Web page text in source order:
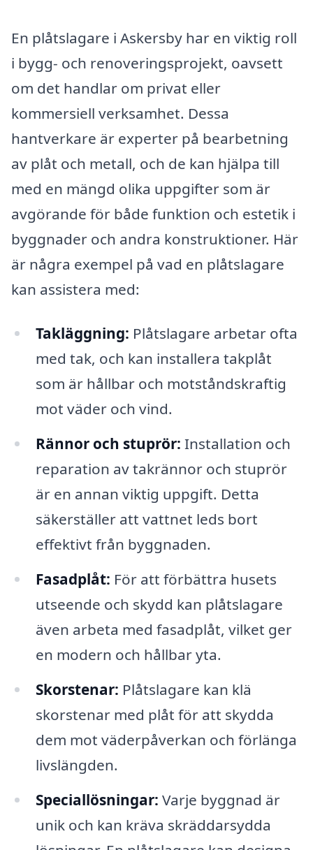
En plåtslagare i Askersby har en viktig roll
i bygg- och renoveringsprojekt, oavsett
om det handlar om privat eller
kommersiell verksamhet. Dessa
hantverkare är experter på bearbetning
av plåt och metall, och de kan hjälpa till
med en mängd olika uppgifter som är
avgörande för både funktion och estetik i
byggnader och andra konstruktioner. Här
är några exempel på vad en plåtslagare
kan assistera med:
Takläggning: Plåtslagare arbetar ofta
med tak, och kan installera takplåt
som är hållbar och motståndskraftig
mot väder och vind.
Rännor och stuprör: Installation och
reparation av takrännor och stuprör
är en annan viktig uppgift. Detta
säkerställer att vattnet leds bort
effektivt från byggnaden.
Fasadplåt: För att förbättra husets
utseende och skydd kan plåtslagare
även arbeta med fasadplåt, vilket ger
en modern och hållbar yta.
Skorstenar: Plåtslagare kan klä
skorstenar med plåt för att skydda
dem mot väderpåverkan och förlänga
livslängden.
Speciallösningar: Varje byggnad är
unik och kan kräva skräddarsydda